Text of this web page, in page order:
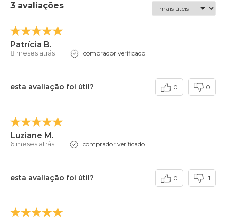
3 avaliações
Patrícia B.
8 meses atrás comprador verificado
esta avaliação foi útil? 0 0
Luziane M.
6 meses atrás comprador verificado
esta avaliação foi útil? 0 1